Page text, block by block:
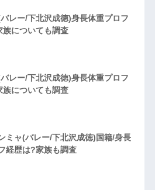
レー/下北沢成徳)身長体重プロフ
族についても調査
レー/下北沢成徳)身長体重プロフ
族についても調査
ミャ(バレー/下北沢成徳)国籍/身長
経歴は?家族も調査